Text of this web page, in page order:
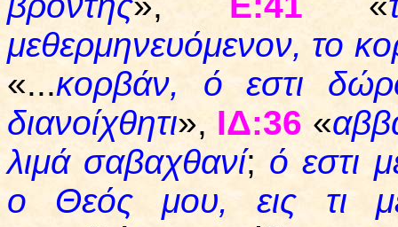
μεθερμηνευόμενον, το
«...κορβάν, ό εστι
διανοίχθητι», ΙΔ:36 «
λιμά σαβαχθανί; ό εστι
ο Θεός μου, εις τι με